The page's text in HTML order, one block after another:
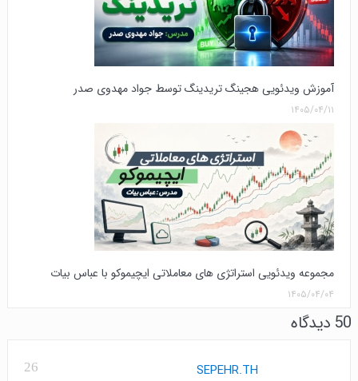
آموزش ویدئویی هجینگ تریدینگ توسط جواد مهدوی صدر
۱۴۰۵/۰۴/۱۱
مجموعه ویدئویی استراتژی های معاملاتی ایچیموکو با عباس بیات
۱۴۰۵/۰۴/۰۴
50 دیدگاه
26 SEPEHR.TH